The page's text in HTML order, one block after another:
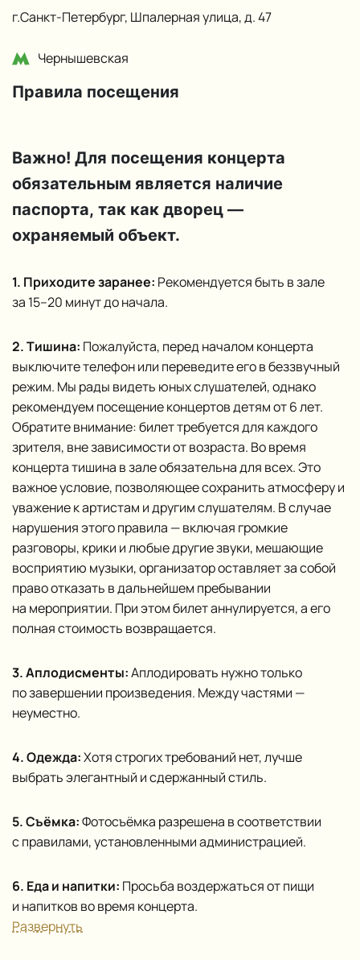
г.Санкт‑Петербург, Шпалерная улица, д. 47
Чернышевская
Правила посещения
Важно! Для посещения концерта
обязательным является наличие
паспорта, так как дворец —
охраняемый объект.
1. Приходите заранее: Рекомендуется быть в зале
за 15–20 минут до начала.
2. Тишина: Пожалуйста, перед началом концерта
выключите телефон или переведите его в беззвучный
режим. Мы рады видеть юных слушателей, однако
рекомендуем посещение концертов детям от 6 лет.
Обратите внимание: билет требуется для каждого
зрителя, вне зависимости от возраста. Во время
концерта тишина в зале обязательна для всех. Это
важное условие, позволяющее сохранить атмосферу и
уважение к артистам и другим слушателям. В случае
нарушения этого правила — включая громкие
разговоры, крики и любые другие звуки, мешающие
восприятию музыки, организатор оставляет за собой
право отказать в дальнейшем пребывании
на мероприятии. При этом билет аннулируется, а его
полная стоимость возвращается.
3. Аплодисменты:Аплодировать нужно только
по завершении произведения. Между частями —
неуместно.
4. Одежда:Хотя строгих требований нет, лучше
выбрать элегантный и сдержанный стиль.
5. Съёмка:Фотосъёмка разрешена в соответствии
с правилами, установленными администрацией.
6. Еда и напитки: Просьба воздержаться от пищи
и напитков во время концерта.
Развернуть